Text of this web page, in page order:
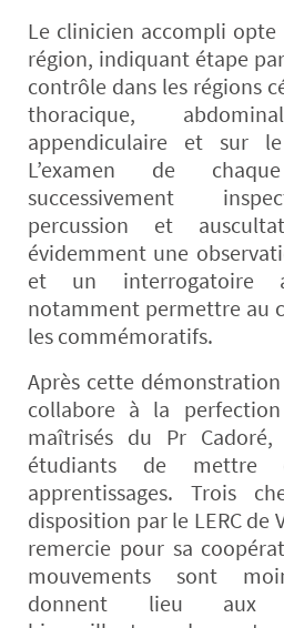
Le clinicien accompli
région, indiquant étape
contrôle dans les régions
thoracique,
appendiculaire et sur
L’examen de
successivement
percussion et
évidemment une
et un interrogatoire
notamment permettre au
les commémoratifs.
Après cette
collabore à la
maîtrisés du Pr
étudiants de mettre
apprentissages. Trois
disposition par le LERC de
remercie pour sa
mouvements sont
donnent lieu aux